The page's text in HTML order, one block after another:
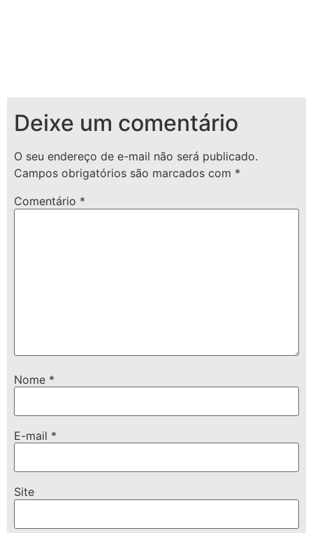
Deixe um comentário
O seu endereço de e-mail não será publicado.
Campos obrigatórios são marcados com *
Comentário *
Nome *
E-mail *
Site